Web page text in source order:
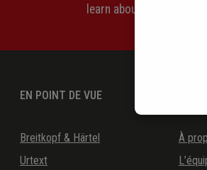
learn about the
EN POINT DE VUE
Breitkopf & Härtel
Urtext
LA
À